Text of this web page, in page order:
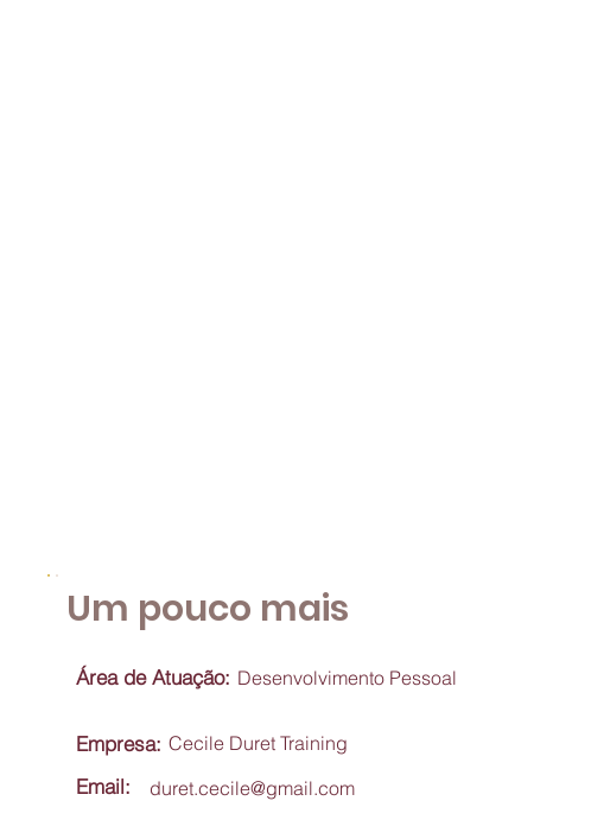
Um pouco mais
Empresa: Cecile Duret Training
Email: duret.cecile@gmail.com
Área de Atuação: Desenvolvimento Pessoal